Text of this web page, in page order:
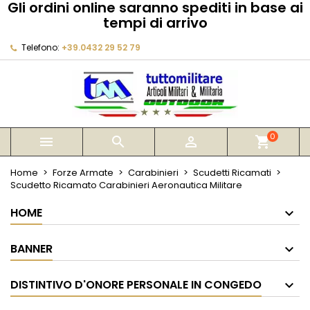
Gli ordini online saranno spediti in base ai
tempi di arrivo
Telefono: +39.0432 29 52 79
   shopping_cart0
Home Forze Armate Carabinieri
Scudetti Ricamati
Scudetto Ricamato Carabinieri Aeronautica Militare
HOME
BANNER
DISTINTIVO D'ONORE PERSONALE IN CONGEDO
My wishlists
add_circle_outline Create new list
Crea lista dei desideri
Annulla Crea lista dei desideri
Devi avere effettuato l'accesso per salvare dei
prodotti nella tua lista dei desideri.
Annulla